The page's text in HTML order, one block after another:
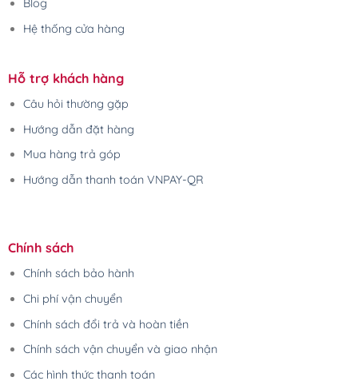
Blog
Hệ thống cửa hàng
Hỗ trợ khách hàng
Câu hỏi thường gặp
Hướng dẫn đặt hàng
Mua hàng trả góp
Hướng dẫn thanh toán VNPAY-QR
Chính sách
Chính sách bảo hành
Chi phí vận chuyển
Chính sách đổi trả và hoàn tiền
Chính sách vận chuyển và giao nhận
Các hình thức thanh toán